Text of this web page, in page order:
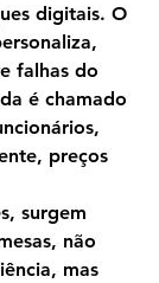
digitais. O
falhas do
é chamado
preços
surgem
não
mas